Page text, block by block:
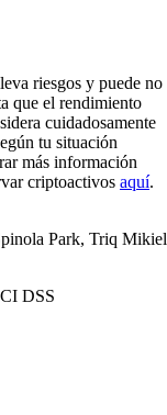
riesgos y puede no
que el rendimiento
cuidadosamente
tu situación
más información
criptoactivos aquí.
Park, Triq Mikiel